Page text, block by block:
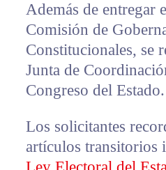
Además de entregar
Comisión de
Constitucionales, se
Junta de
Congreso del Estado.
Los solicitantes
artículos transitorios